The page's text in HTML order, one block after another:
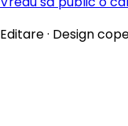
Editare · Design